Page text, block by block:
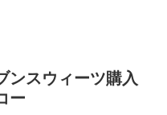
ンスウィーツ購入
ー